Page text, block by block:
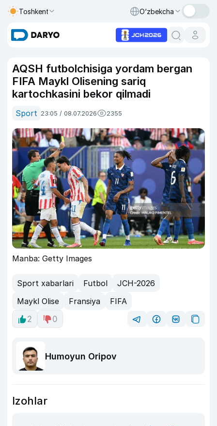
Toshkent O‘zbekcha
AQSH futbolchisiga yordam bergan
FIFA Maykl Olisening sariq
kartochkasini bekor qilmadi
Sport 23:05 / 08.07.2026 2355
Manba: Getty Images
Sport xabarlari Futbol
JCH-2026
Maykl Olise
Fransiya
FIFA
2
0
Humoyun Oripov
Izohlar